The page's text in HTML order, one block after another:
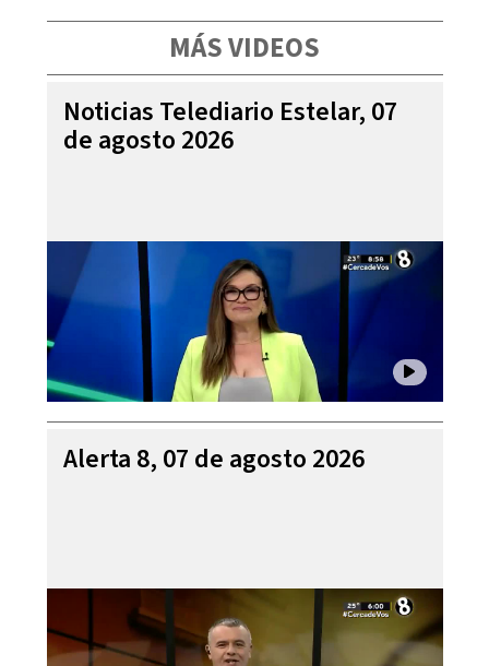
MÁS VIDEOS
Noticias Telediario Estelar, 07
de agosto 2026
Alerta 8, 07 de agosto 2026